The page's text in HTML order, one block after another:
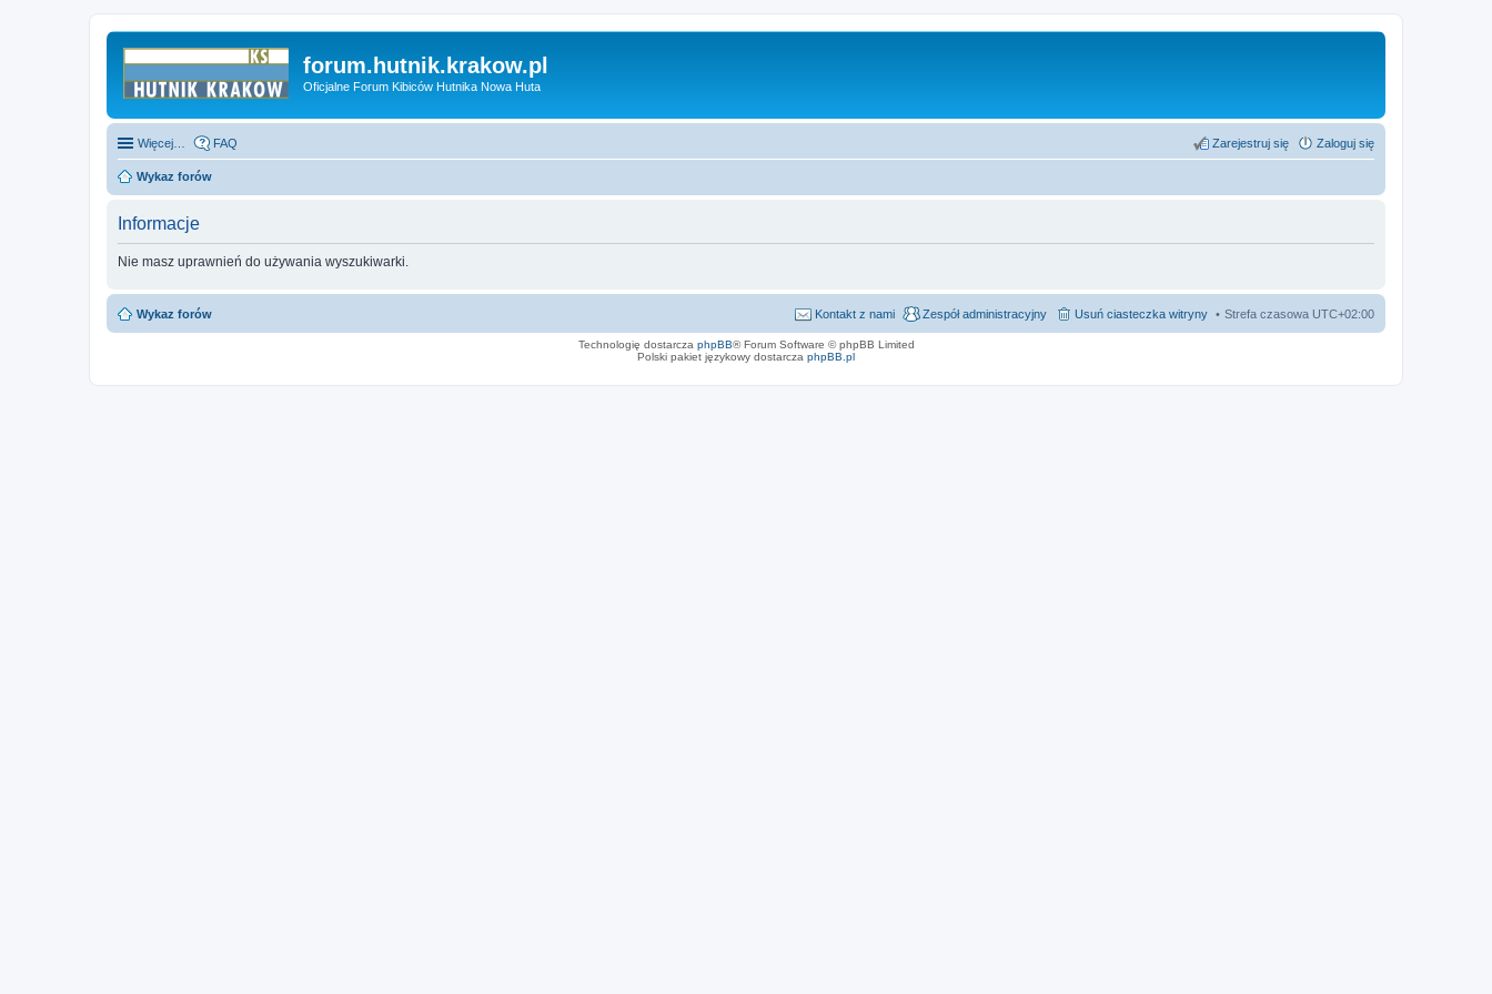
forum.hutnik.krakow.pl
Oficjalne Forum Kibiców Hutnika Nowa Huta
Więcej… FAQ Zaloguj się
Zarejestruj się
Wykaz forów
Informacje
Nie masz uprawnień do używania wyszukiwarki.
Wykaz forów Strefa czasowa UTC+02:00
Usuń ciasteczka witryny
Zespół administracyjny
Kontakt z nami
Technologię dostarcza phpBB® Forum Software © phpBB Limited
Polski pakiet językowy dostarcza phpBB.pl